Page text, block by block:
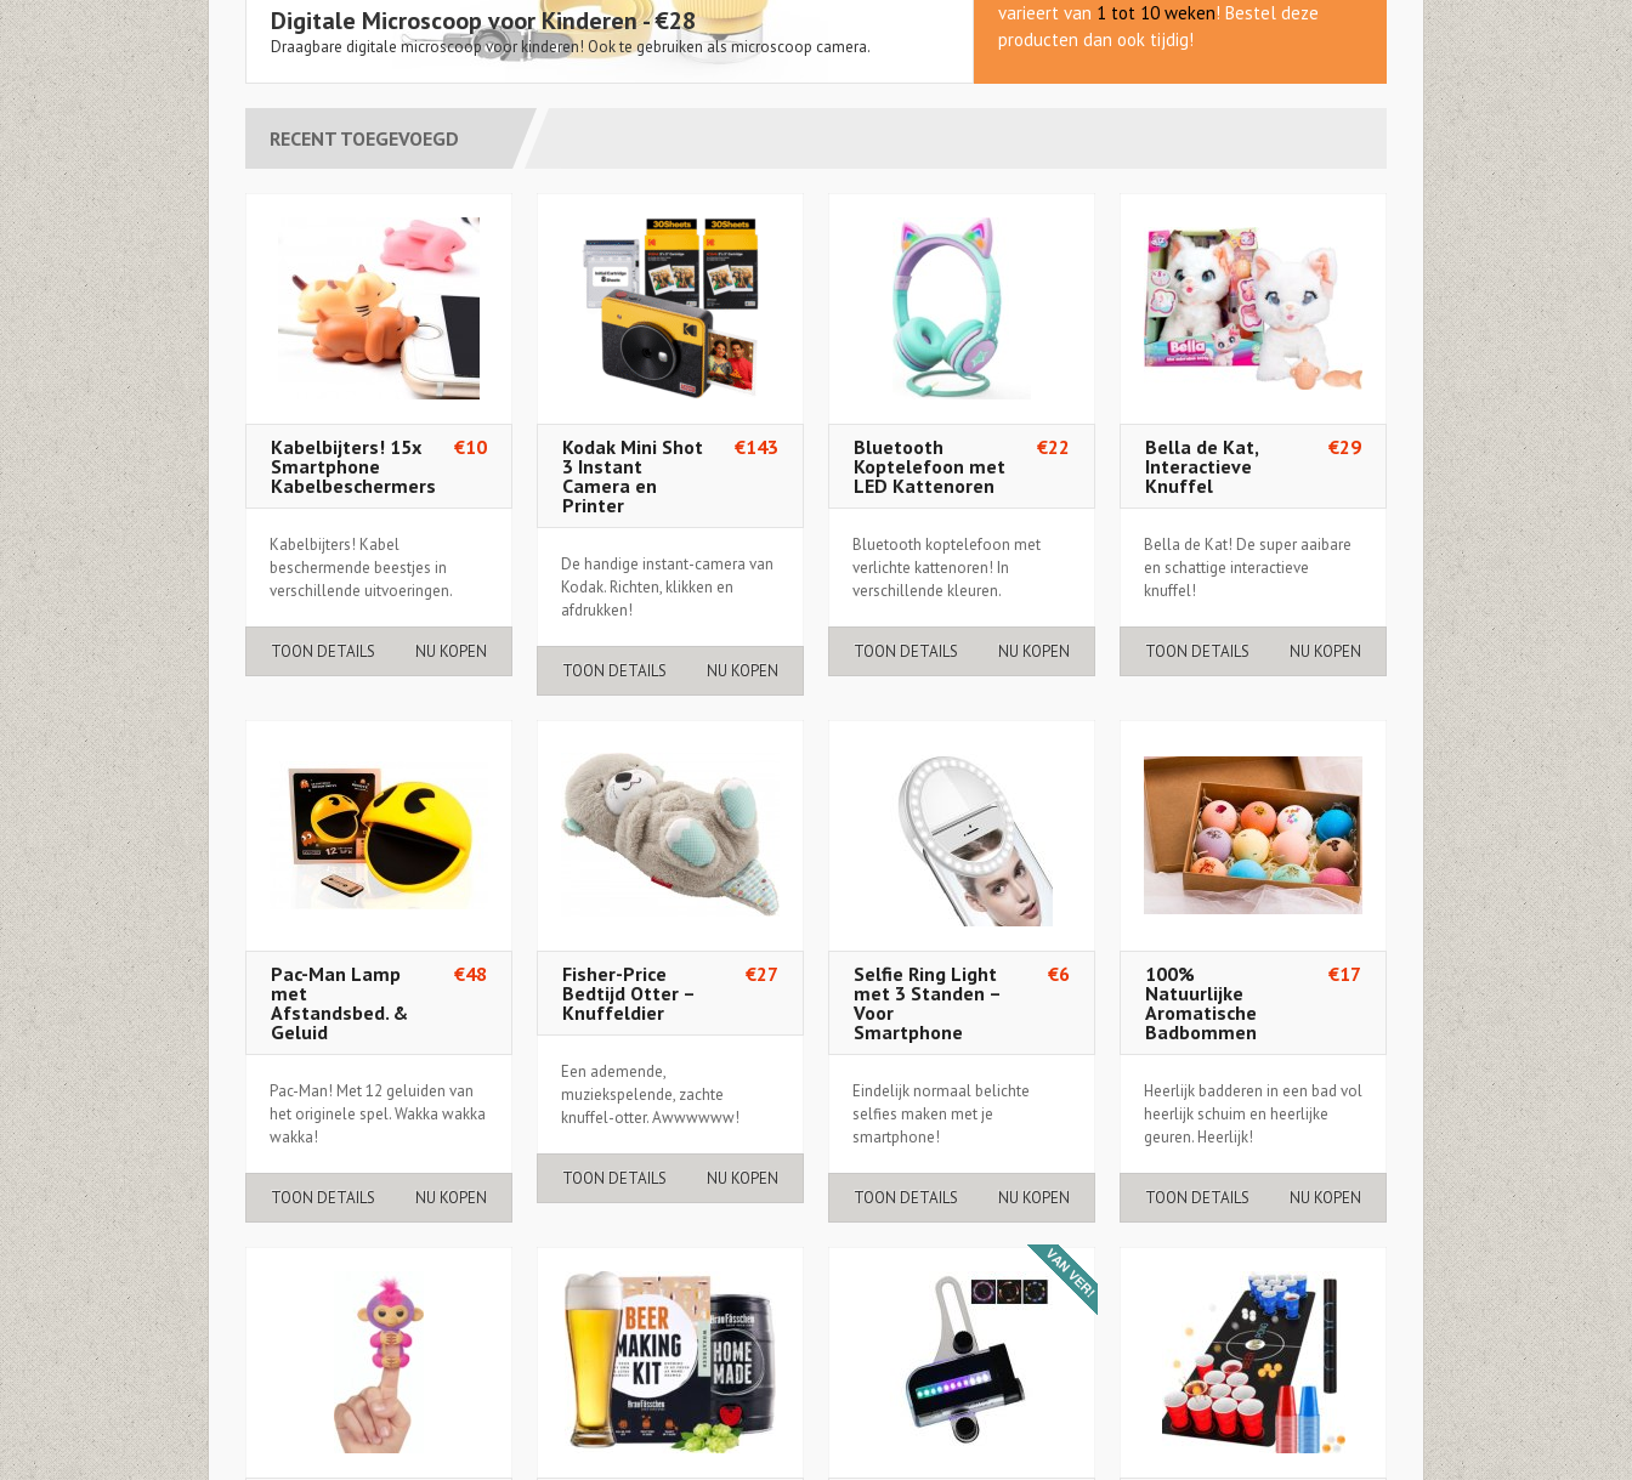
- €13
Mol.
Digitale Microscoop voor Kinderen - €28
Draagbare digitale microscoop voor kinderen! Ook te gebruiken als microscoop camera.
LEGO Fortnite Battle Bus + Poppetjes - €60
Yep. Fortnite is nog steeds hot. LEGO ook. Dus deze Battle Bus is win-win.
varieert van 1 tot 10 weken! Bestel deze
producten dan ook tijdig!
RECENT TOEGEVOEGD
Kabelbijters! 15x
Smartphone
Kabelbeschermers
€10
Kabelbijters! Kabel
beschermende beestjes in
verschillende uitvoeringen.
TOON DETAILS NU KOPEN
Kodak Mini Shot
3 Instant
Camera en
Printer
€143
De handige instant-camera van
Kodak. Richten, klikken en
afdrukken!
TOON DETAILS NU KOPEN
Bluetooth
Koptelefoon met
LED Kattenoren
€22
Bluetooth koptelefoon met
verlichte kattenoren! In
verschillende kleuren.
TOON DETAILS NU KOPEN
Bella de Kat,
Interactieve
Knuffel
€29
Bella de Kat! De super aaibare
en schattige interactieve
knuffel!
TOON DETAILS NU KOPEN
Pac-Man Lamp
met
Afstandsbed. &
Geluid
€48
Pac-Man! Met 12 geluiden van
het originele spel. Wakka wakka
wakka!
TOON DETAILS NU KOPEN
Fisher-Price
Bedtijd Otter –
Knuffeldier
€27
Een ademende,
muziekspelende, zachte
knuffel-otter. Awwwwww!
TOON DETAILS NU KOPEN
Selfie Ring Light
met 3 Standen –
Voor
Smartphone
€6
Eindelijk normaal belichte
selfies maken met je
smartphone!
TOON DETAILS NU KOPEN
100%
Natuurlijke
Aromatische
Badbommen
€17
Heerlijk badderen in een bad vol
heerlijk schuim en heerlijke
geuren. Heerlijk!
TOON DETAILS NU KOPEN